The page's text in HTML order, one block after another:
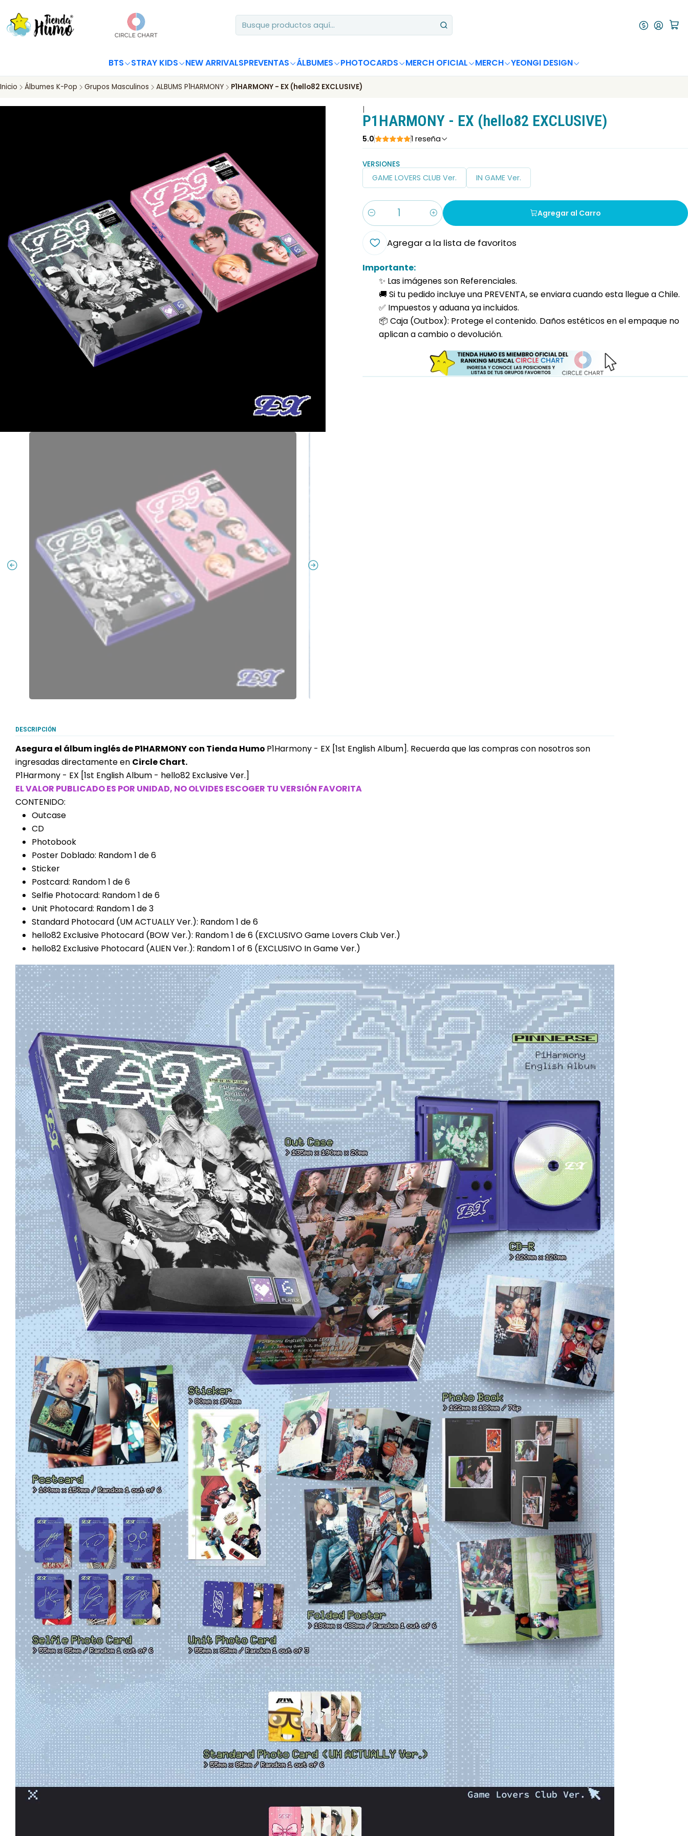
BTS STRAY KIDS NEW ARRIVALSPREVENTAS ÁLBUMES PHOTOCARDS MERCH OFICIAL MERCH YEONGI DESIGN
Inicio Álbumes K-Pop Grupos Masculinos ALBUMS P1HARMONY P1HARMONY - EX (hello82 EXCLUSIVE)
|
P1HARMONY - EX (hello82 EXCLUSIVE)
5.0 1 reseña
VERSIONES
GAME LOVERS CLUB Ver. IN GAME Ver.
Cantidad
Agregar al Carro
Agregar a la lista de favoritos
Importante:
✨ Las imágenes son Referenciales.
🚚 Si tu pedido incluye una PREVENTA, se enviara cuando esta llegue a Chile.
✅ Impuestos y aduana ya incluidos.
📦 Caja (Outbox): Protege el contenido. Daños estéticos en el empaque no
aplican a cambio o devolución.
DESCRIPCIÓN
Asegura el álbum inglés de P1HARMONY con Tienda Humo P1Harmony - EX [1st English Album]. Recuerda que las compras con nosotros son
ingresadas directamente en Circle Chart.
P1Harmony - EX [1st English Album - hello82 Exclusive Ver.]
EL VALOR PUBLICADO ES POR UNIDAD, NO OLVIDES ESCOGER TU VERSIÓN FAVORITA
CONTENIDO:
Outcase
CD
Photobook
Poster Doblado: Random 1 de 6
Sticker
Postcard: Random 1 de 6
Selfie Photocard: Random 1 de 6
Unit Photocard: Random 1 de 3
Standard Photocard (UM ACTUALLY Ver.): Random 1 de 6
hello82 Exclusive Photocard (BOW Ver.): Random 1 de 6 (EXCLUSIVO Game Lovers Club Ver.)
hello82 Exclusive Photocard (ALIEN Ver.): Random 1 of 6 (EXCLUSIVO In Game Ver.)